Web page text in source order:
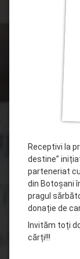
Receptivi la
destine”
parteneriat
din Botoșani
pragul
donație de
Invităm toți
cărți!!!